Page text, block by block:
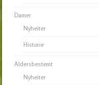
Damer
Nyheiter
Historie
Aldersbestemt
Nyheiter